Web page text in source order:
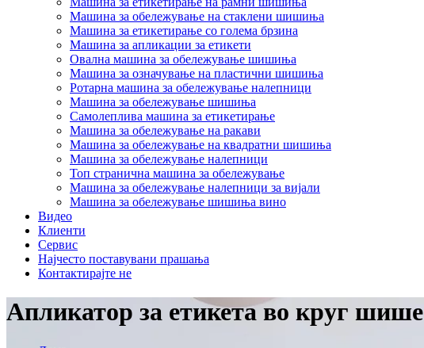
Машина за обележување на стаклени шишиња
Машина за етикетирање со голема брзина
Машина за апликации за етикети
Овална машина за обележување шишиња
Машина за означување на пластични шишиња
Ротарна машина за обележување налепници
Машина за обележување шишиња
Самолеплива машина за етикетирање
Машина за обележување на ракави
Машина за обележување на квадратни шишиња
Машина за обележување налепници
Топ странична машина за обележување
Машина за обележување налепници за вијали
Машина за обележување шишиња вино
Видео
Клиенти
Сервис
Најчесто поставувани прашања
Контактирајте не
Апликатор за етикета во круг шише